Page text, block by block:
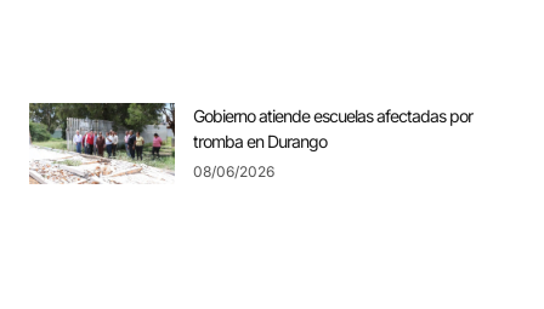
Gobierno atiende escuelas afectadas por
tromba en Durango
08/06/2026